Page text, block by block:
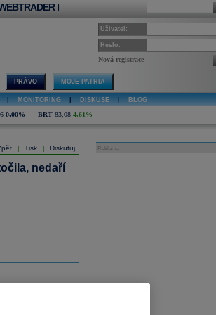
|
Uživatel:
Heslo:
Nová registrace
PRÁVO MOJE PATRIA
MONITORING DISKUSE BLOG
0,00% BRT 83,08 4,61%
Tisk Diskutuj
nedaří
Reklama